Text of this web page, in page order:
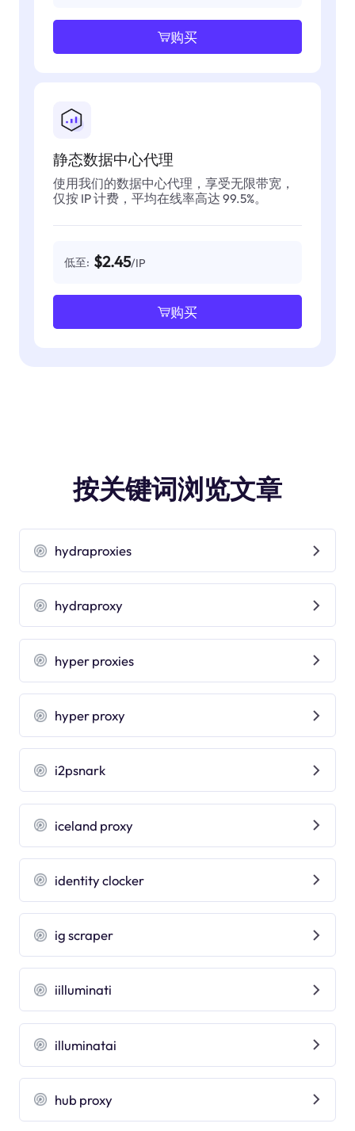
购买
静态数据中心代理
使用我们的数据中心代理，享受无限带宽，
仅按 IP 计费，平均在线率高达 99.5%。
低至: $2.45/IP
购买
按关键词浏览文章
hydraproxies
hydraproxy
hyper proxies
hyper proxy
i2psnark
iceland proxy
identity clocker
ig scraper
iilluminati
illuminatai
hub proxy